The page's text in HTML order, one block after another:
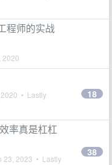
程师的实战
2020
• Lastly
18
率真是杠杠
23, 2023 • Lastly
38